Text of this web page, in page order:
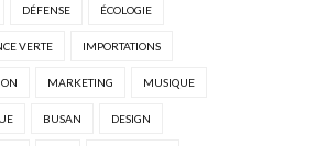
DÉFENSE ÉCOLOGIE
VERTE IMPORTATIONS
MARKETING MUSIQUE
BUSAN DESIGN